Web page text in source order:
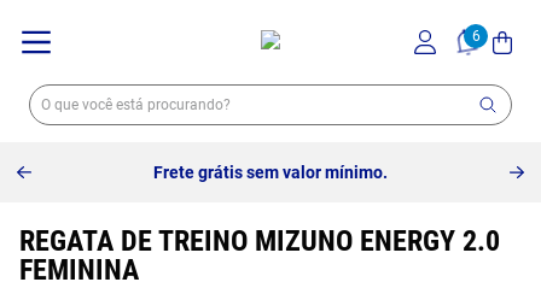
Frete grátis sem valor mínimo.
REGATA DE TREINO MIZUNO ENERGY 2.0
FEMININA